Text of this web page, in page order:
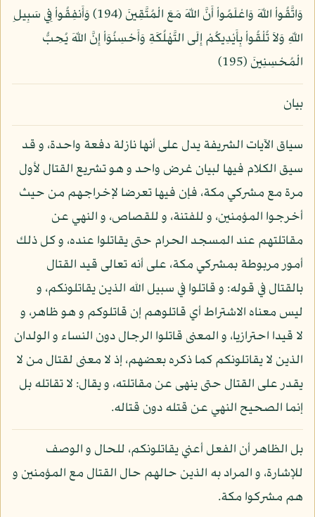
وَاتَّقُواْ اللّهَ وَاعْلَمُواْ أَنَّ اللّهَ مَعَ الْمُتَّقِينَ (194) وَأَنفِقُواْ فِي سَبِيلِ
اللّهِ وَلاَ تُلْقُواْ بِأَيْدِيكُمْ إِلَى التَّهْلُكَةِ وَأَحْسِنُوَاْ إِنَّ اللّهَ يُحِبُّ
الْمُحْسِنِينَ (195)
بيان
سياق الآيات الشريفة يدل على أنها نازلة دفعة واحدة، و قد
سيق الكلام فيها لبيان غرض واحد و هو تشريع القتال لأول
مرة مع مشركي مكة، فإن فيها تعرضا لإخراجهم من حيث
أخرجوا المؤمنين، و للفتنة، و للقصاص، و النهي عن
مقاتلتهم عند المسجد الحرام حتى يقاتلوا عنده، و كل ذلك
أمور مربوطة بمشركي مكة، على أنه تعالى قيد القتال
بالقتال في قوله: و قاتلوا في سبيل الله الذين يقاتلونكم، و
ليس معناه الاشتراط أي قاتلوهم إن قاتلوكم و هو ظاهر، و
لا قيدا احترازيا، و المعنى قاتلوا الرجال دون النساء و الولدان
الذين لا يقاتلونكم كما ذكره بعضهم، إذ لا معنى لقتال من لا
يقدر على القتال حتى ينهى عن مقاتلته، و يقال: لا تقاتله بل
إنما الصحيح النهي عن قتله دون قتاله.
بل الظاهر أن الفعل أعني يقاتلونكم، للحال و الوصف
للإشارة، و المراد به الذين حالهم حال القتال مع المؤمنين و
هم مشركوا مكة.